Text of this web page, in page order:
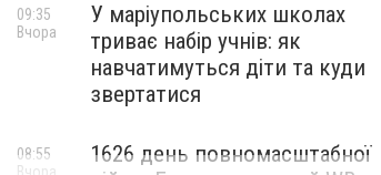
У маріупольських школах
триває набір учнів: як
навчатимуться діти та куди
звертатися
09:35
Вчора
1626 день повномасштабної
08:55